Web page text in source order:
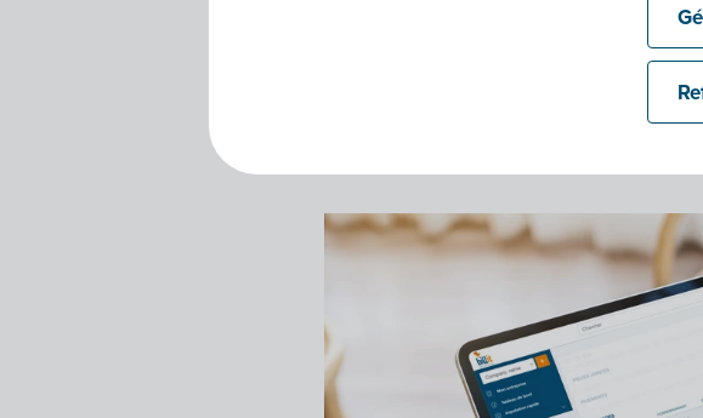
Informations supplémentaires
Accepté sous conditions